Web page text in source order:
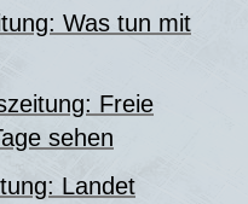
Was tun mit
Freie
sehen
Landet